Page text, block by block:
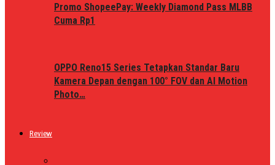
Promo ShopeePay: Weekly Diamond Pass MLBB
Cuma Rp1
OPPO Reno15 Series Tetapkan Standar Baru
Kamera Depan dengan 100° FOV dan AI Motion
Photo…
Review